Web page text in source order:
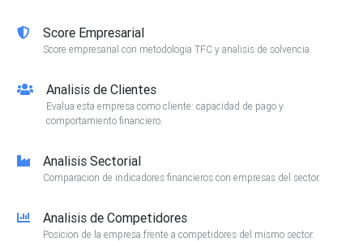
Score Empresarial
Score empresarial con metodologia TFC y analisis de solvencia.
Analisis de Clientes
Evalua esta empresa como cliente: capacidad de pago y
comportamiento financiero.
Analisis Sectorial
Comparacion de indicadores financieros con empresas del sector.
Analisis de Competidores
Posicion de la empresa frente a competidores del mismo sector.